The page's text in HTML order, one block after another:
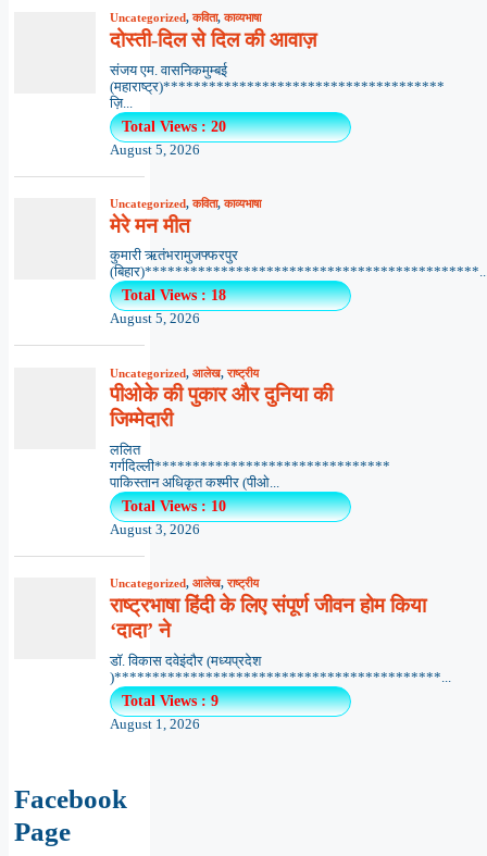
Uncategorized,कविता,काव्यभाषा
दोस्ती-दिल से दिल की आवाज़
संजय एम. वासनिकमुम्बई
(महाराष्ट्र)*************************************
ज़ि...
Total Views : 20
August 5, 2026
Uncategorized,कविता,काव्यभाषा
मेरे मन मीत
कुमारी ऋतंभरामुजफ्फरपुर
Total Views : 18
August 5, 2026
Uncategorized, आलेख,राष्ट्रीय
पीओके की पुकार और दुनिया की
जिम्मेदारी
ललित
गर्गदिल्ली*******************************
पाकिस्तान अधिकृत कश्मीर (पीओ...
Total Views : 10
August 3, 2026
Uncategorized, आलेख,राष्ट्रीय
राष्ट्रभाषा हिंदी के लिए संपूर्ण जीवन होम किया
‘दादा’ ने
डॉ. विकास दवेइंदौर (मध्यप्रदेश
)*******************************************...
Total Views : 9
August 1, 2026
Facebook
Page